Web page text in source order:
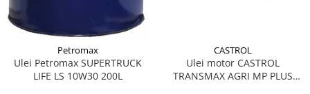
Petromax
Ulei Petromax SUPERTRUCK
LIFE LS 10W30 200L
CASTROL
Ulei motor CASTROL
TRANSMAX AGRI MP PLUS